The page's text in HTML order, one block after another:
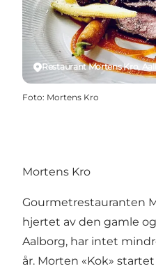
Restaurant Mortens Kro,
Foto: Mortens Kro
Mortens Kro
Gourmetrestauranten
hjertet av den gamle
Aalborg, har intet
år. Morten «Kok»